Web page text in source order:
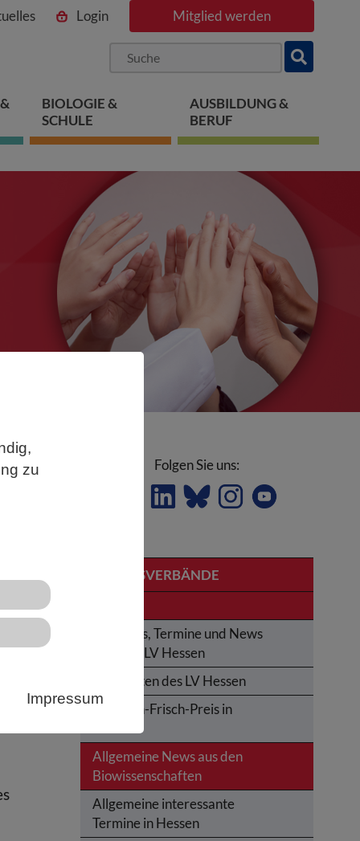
zu
Impressum
Login Mitglied werden
BIOLOGIE &
SCHULE
AUSBILDUNG &
BERUF
Folgen Sie uns:
LANDESVERBÄNDE
Aktuelles, Termine und News
aus dem LV Hessen
Aktivitäten des LV Hessen
Karl-von-Frisch-Preis in
Allgemeine News aus den
Biowissenschaften
Allgemeine interessante
Termine in Hessen